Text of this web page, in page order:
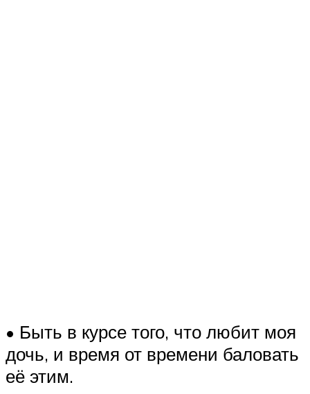
• Быть в курсе того, что любит моя
дочь, и время от времени баловать
её этим.